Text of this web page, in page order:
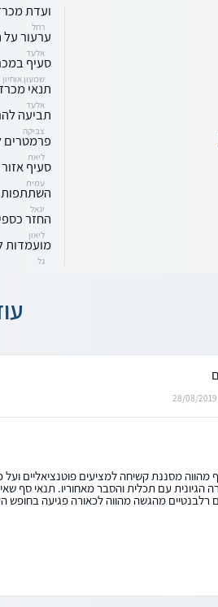
ועדת
רחל
ערעור על
אלעד
סעיף
שמעון אוחיון
תנאי
אלעד
תביעה
צביקה
פרמטרים
ליאת
סעיף
עמית
השתתפות
יגאל
החזר
ליאון
מועמדות
גל
28/08/2019
מסננת קשיחה למציעים פוטנציאליים ועל
הגיונית עם תכלית והסבר מאחוריו. תנאי סף
רלבנטיים מהגשה מהווה לכאורה פגיעה בחופש